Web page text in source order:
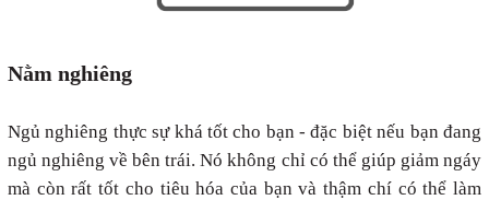
Nằm nghiêng
Ngủ nghiêng thực sự khá tốt cho bạn - đặc biệt nếu bạn đang
ngủ nghiêng về bên trái. Nó không chỉ có thể giúp giảm ngáy
mà còn rất tốt cho tiêu hóa của bạn và thậm chí có thể làm